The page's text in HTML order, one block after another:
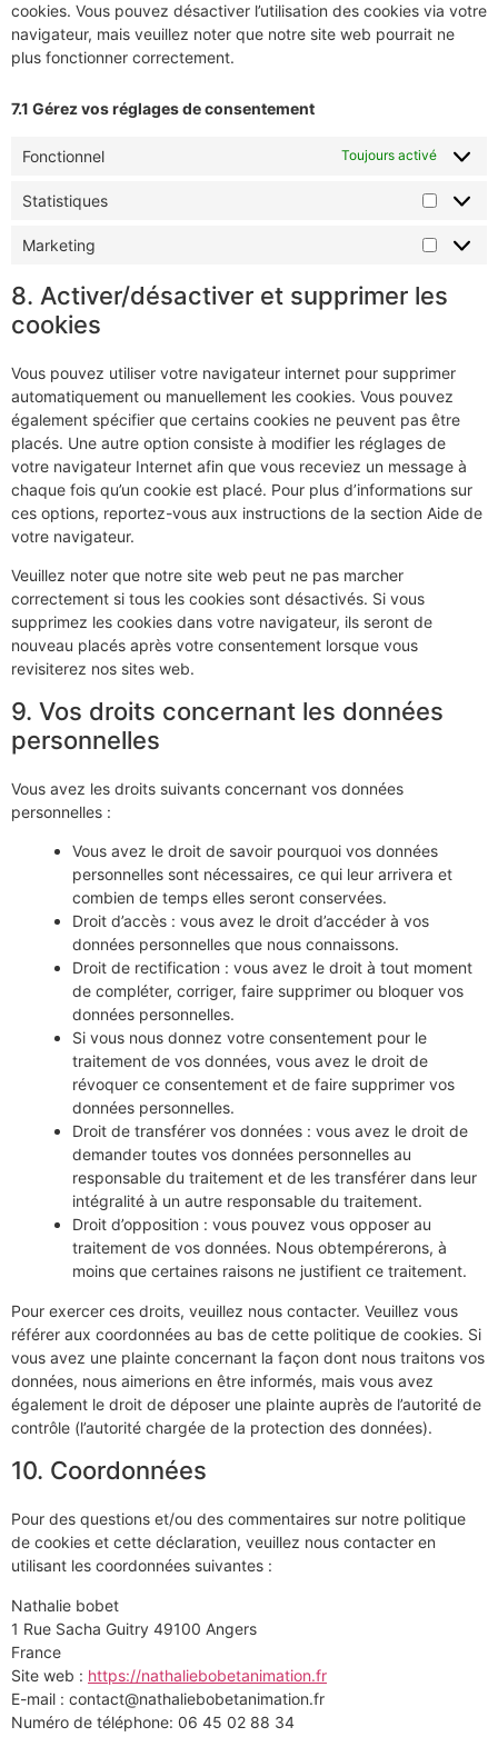
cookies. Vous pouvez désactiver l’utilisation des cookies via votre
navigateur, mais veuillez noter que notre site web pourrait ne
plus fonctionner correctement.
7.1 Gérez vos réglages de consentement
Fonctionnel Toujours activé
Statistiques
Marketing
8. Activer/désactiver et supprimer les
cookies
Vous pouvez utiliser votre navigateur internet pour supprimer
automatiquement ou manuellement les cookies. Vous pouvez
également spécifier que certains cookies ne peuvent pas être
placés. Une autre option consiste à modifier les réglages de
votre navigateur Internet afin que vous receviez un message à
chaque fois qu’un cookie est placé. Pour plus d’informations sur
ces options, reportez-vous aux instructions de la section Aide de
votre navigateur.
Veuillez noter que notre site web peut ne pas marcher
correctement si tous les cookies sont désactivés. Si vous
supprimez les cookies dans votre navigateur, ils seront de
nouveau placés après votre consentement lorsque vous
revisiterez nos sites web.
9. Vos droits concernant les données
personnelles
Vous avez les droits suivants concernant vos données
personnelles :
Vous avez le droit de savoir pourquoi vos données
personnelles sont nécessaires, ce qui leur arrivera et
combien de temps elles seront conservées.
Droit d’accès : vous avez le droit d’accéder à vos
données personnelles que nous connaissons.
Droit de rectification : vous avez le droit à tout moment
de compléter, corriger, faire supprimer ou bloquer vos
données personnelles.
Si vous nous donnez votre consentement pour le
traitement de vos données, vous avez le droit de
révoquer ce consentement et de faire supprimer vos
données personnelles.
Droit de transférer vos données : vous avez le droit de
demander toutes vos données personnelles au
responsable du traitement et de les transférer dans leur
intégralité à un autre responsable du traitement.
Droit d’opposition : vous pouvez vous opposer au
traitement de vos données. Nous obtempérerons, à
moins que certaines raisons ne justifient ce traitement.
Pour exercer ces droits, veuillez nous contacter. Veuillez vous
référer aux coordonnées au bas de cette politique de cookies. Si
vous avez une plainte concernant la façon dont nous traitons vos
données, nous aimerions en être informés, mais vous avez
également le droit de déposer une plainte auprès de l’autorité de
contrôle (l’autorité chargée de la protection des données).
10. Coordonnées
Pour des questions et/ou des commentaires sur notre politique
de cookies et cette déclaration, veuillez nous contacter en
utilisant les coordonnées suivantes :
Nathalie bobet
1 Rue Sacha Guitry 49100 Angers
France
Site web : https://nathaliebobetanimation.fr
E-mail : rf.noitaminatebobeilahtan@tcatnoc
Numéro de téléphone: 06 45 02 88 34